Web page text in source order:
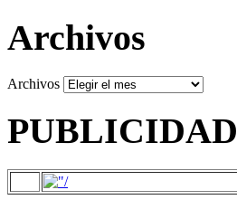
Archivos
Archivos
PUBLICIDAD